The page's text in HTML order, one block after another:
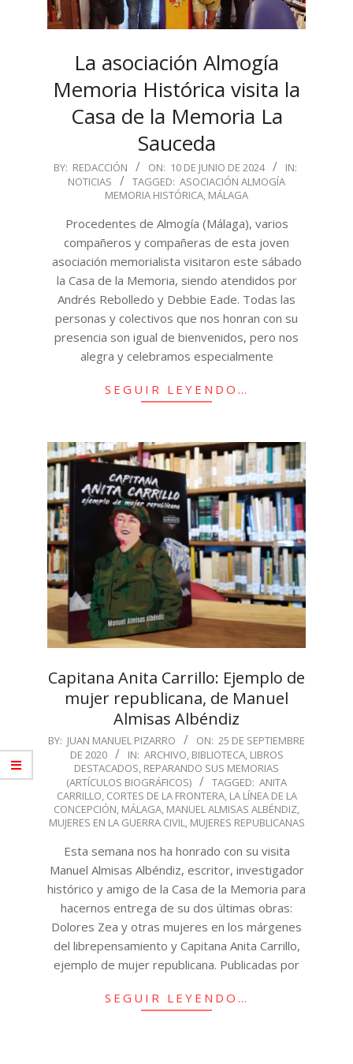
La asociación Almogía
Memoria Histórica visita la
Casa de la Memoria La
Sauceda
2024-
BY: REDACCIÓN ON: 10 DE JUNIO DE 2024
IN:
NOTICIAS
TAGGED: ASOCIACIÓN ALMOGÍA
MEMORIA HISTÓRICA, MÁLAGA
Procedentes de Almogía (Málaga), varios
compañeros y compañeras de esta joven
asociación memorialista visitaron este sábado
la Casa de la Memoria, siendo atendidos por
Andrés Rebolledo y Debbie Eade. Todas las
personas y colectivos que nos honran con su
presencia son igual de bienvenidos, pero nos
alegra y celebramos especialmente
SEGUIR LEYENDO…
Capitana Anita Carrillo: Ejemplo de
mujer republicana, de Manuel
Almisas Albéndiz
2020-
BY: JUAN MANUEL PIZARRO ON: 25 DE SEPTIEMBRE
DE 2020
IN: ARCHIVO, BIBLIOTECA, LIBROS
DESTACADOS, REPARANDO SUS MEMORIAS
(ARTÍCULOS BIOGRÁFICOS)
TAGGED: ANITA
CARRILLO, CORTES DE LA FRONTERA, LA LÍNEA DE LA
CONCEPCIÓN, MÁLAGA, MANUEL ALMISAS ALBÉNDIZ,
MUJERES EN LA GUERRA CIVIL, MUJERES REPUBLICANAS
Esta semana nos ha honrado con su visita
Manuel Almisas Albéndiz, escritor, investigador
histórico y amigo de la Casa de la Memoria para
hacernos entrega de su dos últimas obras:
Dolores Zea y otras mujeres en los márgenes
del librepensamiento y Capitana Anita Carrillo,
ejemplo de mujer republicana. Publicadas por
SEGUIR LEYENDO…